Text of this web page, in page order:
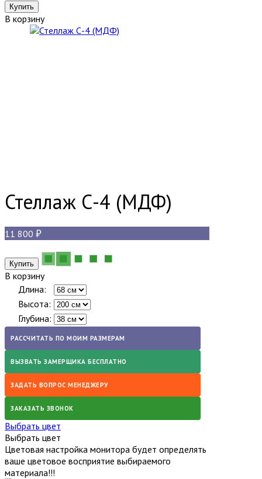
В корзину
Стеллаж С-4 (МДФ)
11 800
В корзину
Длина:
Высота:
Глубина:
РАССЧИТАТЬ ПО МОИМ РАЗМЕРАМ
ВЫЗВАТЬ ЗАМЕРЩИКА БЕСПЛАТНО
ЗАДАТЬ ВОПРОС МЕНЕДЖЕРУ
ЗАКАЗАТЬ ЗВОНОК
Выбрать цвет
Выбрать цвет
Цветовая настройка монитора будет определять
ваше цветовое восприятие выбираемого
материала!!!